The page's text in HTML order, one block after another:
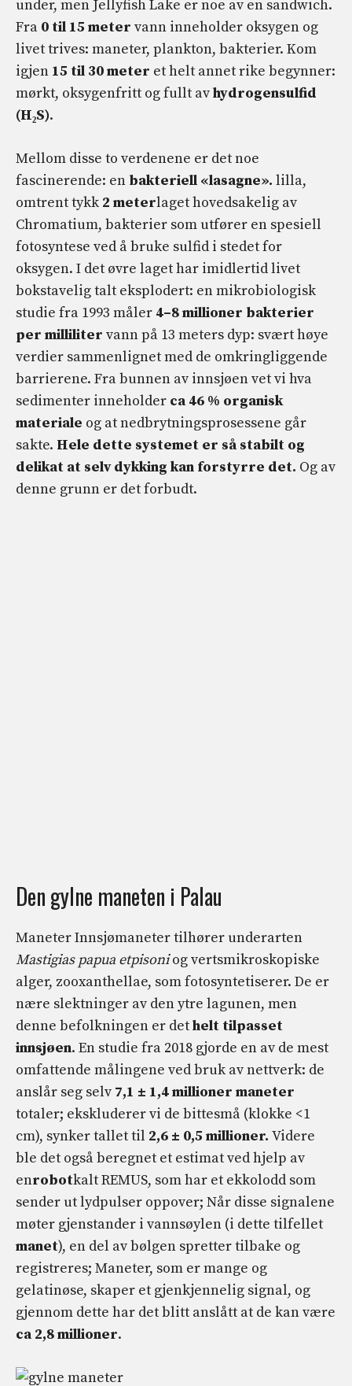
under, men Jellyfish Lake er noe av en sandwich.
Fra 0 til 15 meter vann inneholder oksygen og
livet trives: maneter, plankton, bakterier. Kom
igjen 15 til 30 meter et helt annet rike begynner:
mørkt, oksygenfritt og fullt avhydrogensulfid
(H₂S).
Mellom disse to verdenene er det noe
fascinerende: en bakteriell «lasagne». lilla,
omtrent tykk 2 meterlaget hovedsakelig av
Chromatium, bakterier som utfører en spesiell
fotosyntese ved å bruke sulfid i stedet for
oksygen. I det øvre laget har imidlertid livet
bokstavelig talt eksplodert: en mikrobiologisk
studie fra 1993 måler 4–8 millioner bakterier
per milliliter vann på 13 meters dyp: svært høye
verdier sammenlignet med de omkringliggende
barrierene. Fra bunnen av innsjøen vet vi hva
sedimenter inneholder ca 46 % organisk
materiale og at nedbrytningsprosessene går
sakte. Hele dette systemet er så stabilt og
delikat at selv dykking kan forstyrre det. Og av
denne grunn er det forbudt.
Den gylne maneten i Palau
Maneter Innsjømaneter tilhører underarten
Mastigias papua etpisoniog vertsmikroskopiske
alger, zooxanthellae, som fotosyntetiserer. De er
nære slektninger av den ytre lagunen, men
denne befolkningen er dethelt tilpasset
innsjøen. En studie fra 2018 gjorde en av de mest
omfattende målingene ved bruk av nettverk: de
anslår seg selv 7,1 ± 1,4 millioner maneter
totaler; ekskluderer vi de bittesmå (klokke <1
cm), synker tallet til 2,6 ± 0,5 millioner. Videre
ble det også beregnet et estimat ved hjelp av
enrobotkalt REMUS, som har et ekkolodd som
sender ut lydpulser oppover; Når disse signalene
møter gjenstander i vannsøylen (i dette tilfellet
manet), en del av bølgen spretter tilbake og
registreres; Maneter, som er mange og
gelatinøse, skaper et gjenkjennelig signal, og
gjennom dette har det blitt anslått at de kan være
ca 2,8 millioner.